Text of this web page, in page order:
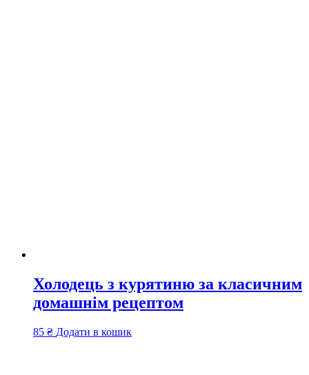
Холодець з курятиню за класичним
домашнім рецептом
85 ₴ Додати в кошик